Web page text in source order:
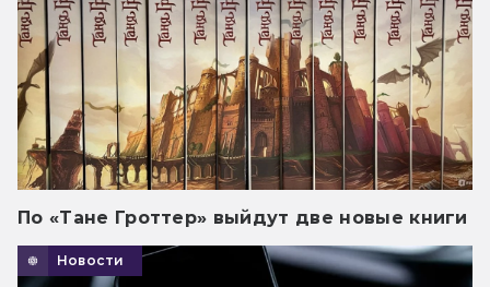
По «Тане Гроттер» выйдут две новые книги
Новости